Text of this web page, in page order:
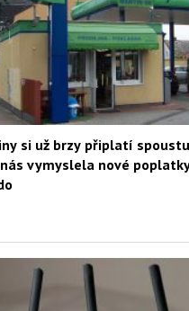
si už brzy připlatí
vymyslela nové